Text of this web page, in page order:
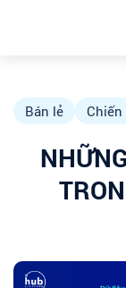
Bán lẻ